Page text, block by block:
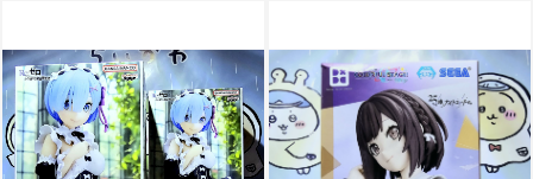
カ 鬼方カヨコ 鬼方佳世子) FF47